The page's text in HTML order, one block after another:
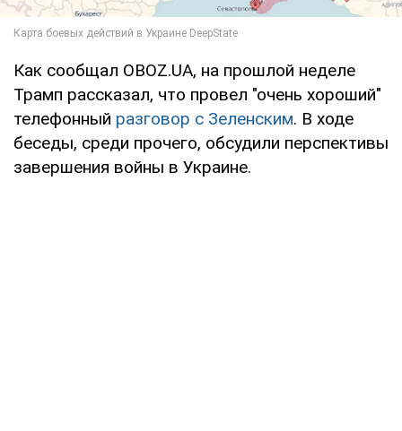
Как сообщал OBOZ.UA, на прошлой неделе
Трамп рассказал, что провел "очень хороший"
телефонный разговор с Зеленским. В ходе
беседы, среди прочего, обсудили перспективы
завершения войны в Украине.